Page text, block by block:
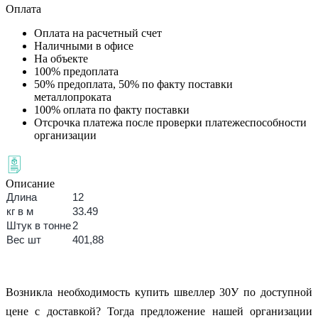
Оплата
Оплата на расчетный счет
Наличными в офисе
На объекте
100% предоплата
50% предоплата, 50% по факту поставки
металлопроката
100% оплата по факту поставки
Отсрочка платежа после проверки платежеспособности
организации
Описание
Длина
12
кг в м
33.49
Штук в тонне2
Вес шт
401,88
Возникла необходимость купить швеллер 30У по доступной
цене с доставкой? Тогда предложение нашей организации